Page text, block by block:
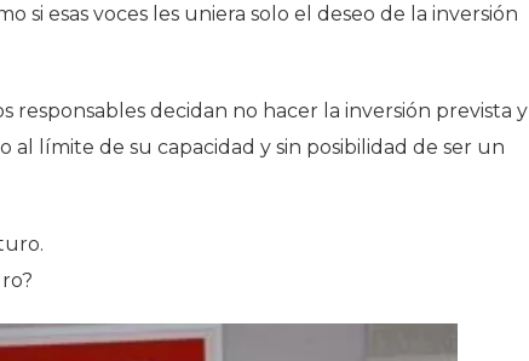
si esas voces les uniera solo el deseo de la inversión
responsables decidan no hacer la inversión prevista y
límite de su capacidad y sin posibilidad de ser un